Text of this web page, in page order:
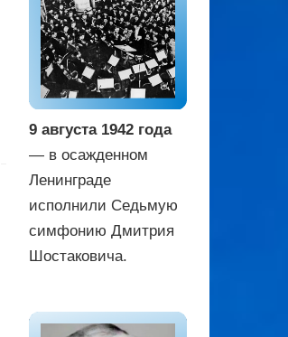
9 августа 1942 года
— в осажденном
Ленинграде
исполнили Седьмую
симфонию Дмитрия
Шостаковича.